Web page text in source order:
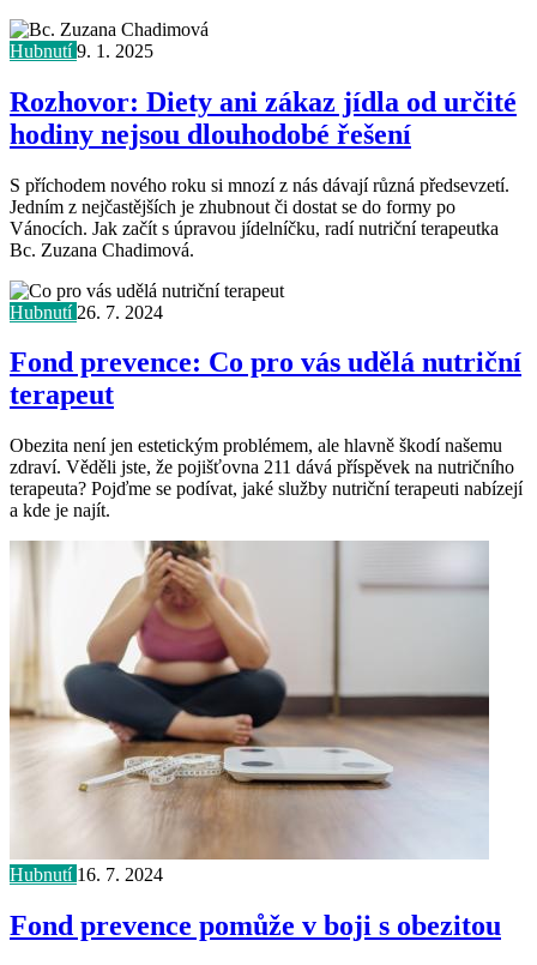
Hubnutí9. 1. 2025
Rozhovor: Diety ani zákaz jídla od určité
hodiny nejsou dlouhodobé řešení
S příchodem nového roku si mnozí z nás dávají různá předsevzetí.
Jedním z nejčastějších je zhubnout či dostat se do formy po
Vánocích. Jak začít s úpravou jídelníčku, radí nutriční terapeutka
Bc. Zuzana Chadimová.
Hubnutí 26. 7. 2024
Fond prevence: Co pro vás udělá nutriční
terapeut
Obezita není jen estetickým problémem, ale hlavně škodí našemu
zdraví. Věděli jste, že pojišťovna 211 dává příspěvek na nutričního
terapeuta? Pojďme se podívat, jaké služby nutriční terapeuti nabízejí
a kde je najít.
Hubnutí 16. 7. 2024
Fond prevence pomůže v boji s obezitou